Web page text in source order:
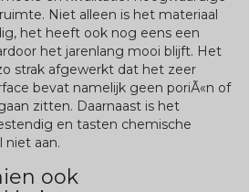
Niet alleen is het materiaal
het heeft ook nog eens een
het jarenlang mooi blijft. Het
strak afgewerkt dat het zeer
bevat namelijk geen poriÃ«n of
zitten. Daarnaast is het
en tasten chemische
niet aan.
ook